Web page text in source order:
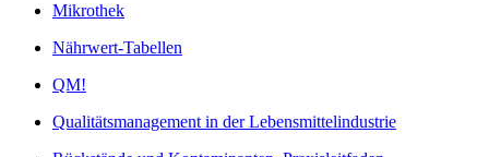
Mikrothek
Nährwert-Tabellen
QM!
Qualitätsmanagement in der Lebensmittelindustrie